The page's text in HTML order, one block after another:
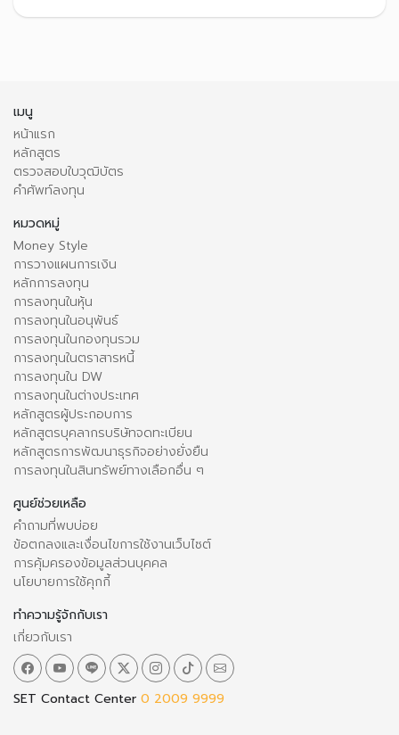
เมนู
หน้าแรก
หลักสูตร
ตรวจสอบใบวุฒิบัตร
คำศัพท์ลงทุน
หมวดหมู่
Money Style
การวางแผนการเงิน
หลักการลงทุน
การลงทุนในหุ้น
การลงทุนในอนุพันธ์
การลงทุนในกองทุนรวม
การลงทุนในตราสารหนี้
การลงทุนใน DW
การลงทุนในต่างประเทศ
หลักสูตรผู้ประกอบการ
หลักสูตรบุคลากรบริษัทจดทะเบียน
หลักสูตรการพัฒนาธุรกิจอย่างยั่งยืน
การลงทุนในสินทรัพย์ทางเลือกอื่น ๆ
ศูนย์ช่วยเหลือ
คำถามที่พบบ่อย
ข้อตกลงและเงื่อนไขการใช้งานเว็บไซต์
การคุ้มครองข้อมูลส่วนบุคคล
นโยบายการใช้คุกกี้
ทำความรู้จักกับเรา
เกี่ยวกับเรา
SET Contact Center 0 2009 9999